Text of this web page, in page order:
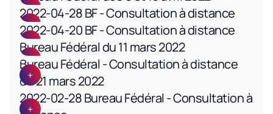
2022-04-28 BF - Consultation à distance
2022-04-20 BF - Consultation à distance
Bureau Fédéral du 11 mars 2022
Bureau Fédéral - Consultation à distance
du 21 mars 2022
2022-02-28 Bureau Fédéral - Consultation à